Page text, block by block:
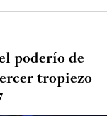
poderío de
tropiezo